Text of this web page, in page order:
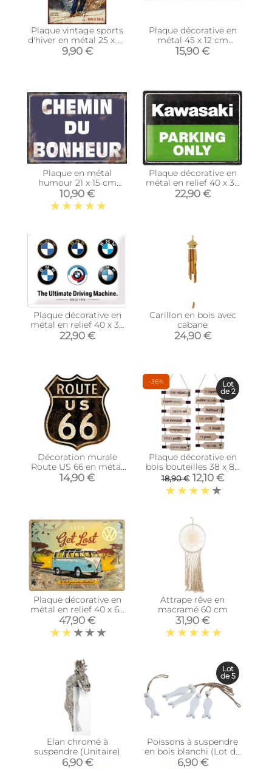
Plaque vintage sports
d'hiver en métal 25 x 33
cm (Ski de fond)
9,90 €
Plaque décorative en
métal 45 x 12 cm
(Boulodrome)
15,90 €
Plaque en métal
humour 21 x 15 cm
(Chemin du bonheur)
10,90 €
Plaque décorative en
métal en relief 40 x 30
cm (Kawasaki -
Parking Only)
22,90 €
Plaque décorative en
métal en relief 40 x 30
cm (BMW - Logo
Evolution)
22,90 €
Carillon en bois avec
cabane
24,90 €
Décoration murale
Route US 66 en métal
30 x 35 cm
14,90 €
-36%
Plaque décorative en
bois bouteilles 38 x 85
cm (Lot de 2)
18,90 € 12,10 €
Lot
de 2
Plaque décorative en
métal en relief 40 x 60
cm (Van VW)
47,90 €
Attrape rêve en
macramé 60 cm
31,90 €
Elan chromé à
suspendre (Unitaire)
6,90 €
Poissons à suspendre
en bois blanchi (Lot de
5)
6,90 €
Lot
de 5